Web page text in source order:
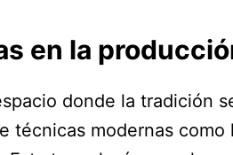
en la
donde la tradición
técnicas modernas